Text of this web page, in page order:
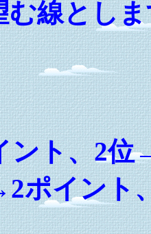
む線とし
ント、2
ポイント